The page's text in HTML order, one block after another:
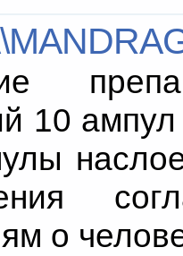
10
о